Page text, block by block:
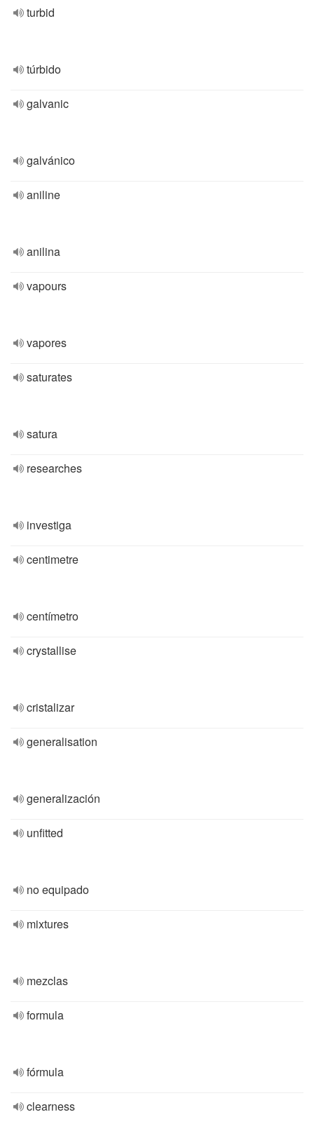
turbid
túrbido
galvanic
galvánico
aniline
anilina
vapours
vapores
saturates
satura
researches
investiga
centimetre
centímetro
crystallise
cristalizar
generalisation
generalización
unfitted
no equipado
mixtures
mezclas
formula
fórmula
clearness